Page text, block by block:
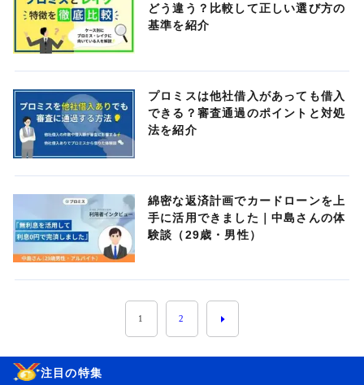
どう違う？比較して正しい選び方の
基準を紹介
プロミスは他社借入があっても借入
できる？審査通過のポイントと対処
法を紹介
綿密な返済計画でカードローンを上
手に活用できました｜中島さんの体
験談（29歳・男性）
1 2
注目の特集